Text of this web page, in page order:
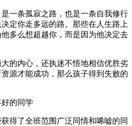
一条孤寂之路，也是一条自我修行
定你走多远的路。那些在人生路上
多么想超越你，而是因为他决定去
的内心，还执迷不悟地相信优胜劣
源才能成功，那么孩子得到失败的
的同学
得了全班范围广泛同情和唏嘘的同